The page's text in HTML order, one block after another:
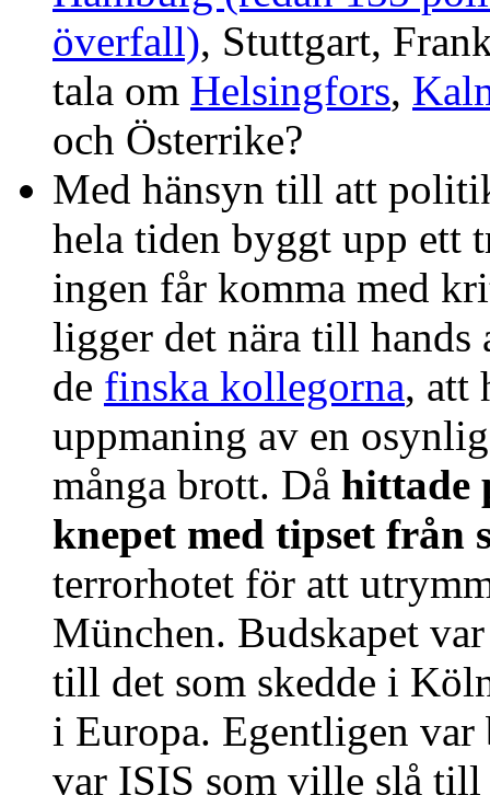
överfall), Stuttgart,
tala om Helsingfors,
och Österrike?
Med hänsyn till att
hela tiden byggt upp ett
ingen får komma med
ligger det nära till hands
de finska kollegorna, att
uppmaning av en
många brott. Då hittade
knepet med tipset från
terrorhotet för att
München. Budskapet
till det som skedde i
i Europa. Egentligen
var ISIS som ville slå